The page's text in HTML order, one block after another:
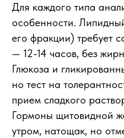
Для каждого типа
особенности.
его фракции) требует
— 12-14 часов, без
Глюкоза и
но тест на
прием сладкого
Гормоны щитовидной
утром, натощак, но